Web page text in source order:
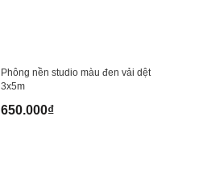
Phông nền studio màu đen vải dệt
3x5m
650.000₫